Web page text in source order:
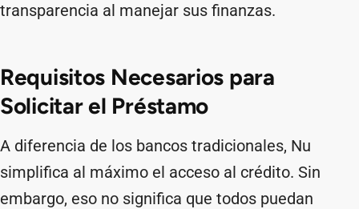
transparencia al manejar sus finanzas.
Requisitos Necesarios para
Solicitar el Préstamo
A diferencia de los bancos tradicionales, Nu
simplifica al máximo el acceso al crédito. Sin
embargo, eso no significa que todos puedan